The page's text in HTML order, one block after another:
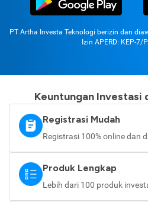
PT Artha Investa Teknologi berizin dan
Izin APERD: KEP-7/
Keuntungan Investasi
Registrasi Mudah
Registrasi 100% online dan
Produk Lengkap
Lebih dari 100 produk